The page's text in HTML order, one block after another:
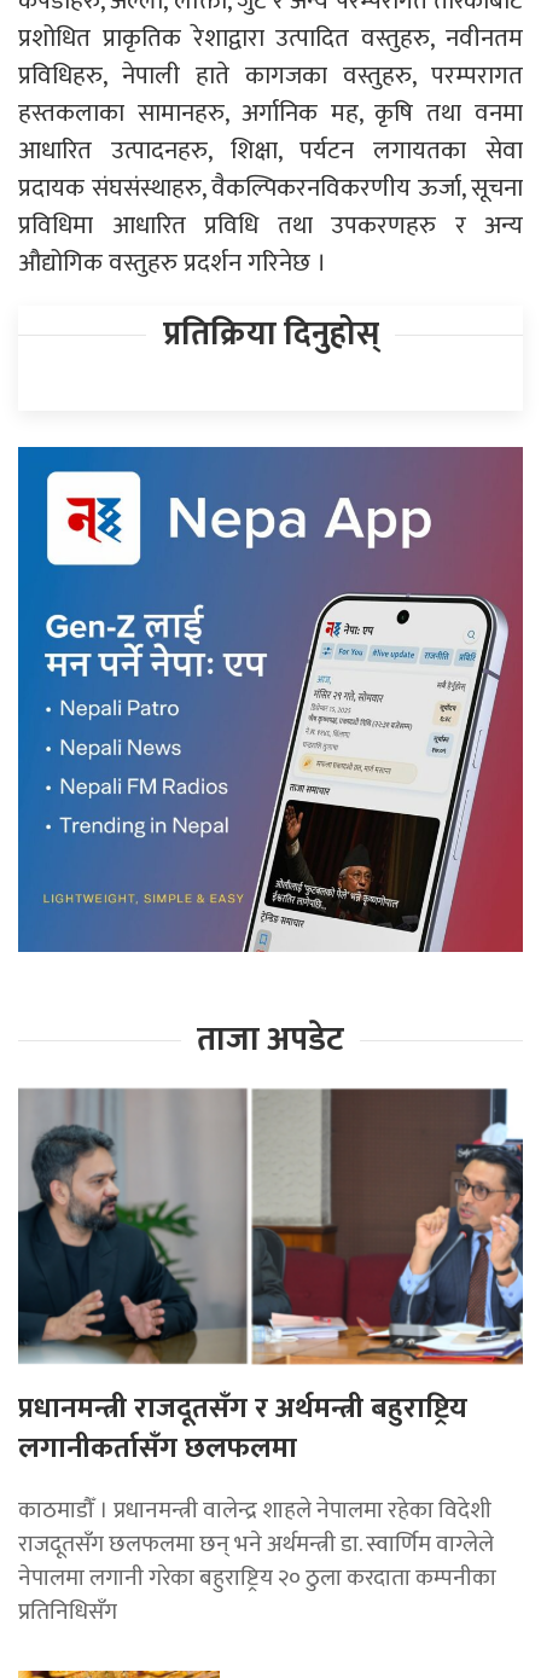
प्रशोधित प्राकृतिक रेशाद्वारा उत्पादित वस्तुहरु, नवीनतम
प्रविधिहरु, नेपाली हाते कागजका वस्तुहरु, परम्परागत
हस्तकलाका सामानहरु, अर्गानिक मह, कृषि तथा वनमा
आधारित उत्पादनहरु, शिक्षा, पर्यटन लगायतका सेवा
प्रदायक संघसंस्थाहरु, वैकल्पिकरनविकरणीय ऊर्जा, सूचना
प्रविधिमा आधारित प्रविधि तथा उपकरणहरु र अन्य
औद्योगिक वस्तुहरु प्रदर्शन गरिनेछ ।
प्रतिक्रिया दिनुहोस्
ताजा अपडेट
प्रधानमन्त्री राजदूतसँग र अर्थमन्त्री बहुराष्ट्रिय
लगानीकर्तासँग छलफलमा
काठमाडौँ । प्रधानमन्त्री वालेन्द्र शाहले नेपालमा रहेका विदेशी
राजदूतसँग छलफलमा छन् भने अर्थमन्त्री डा. स्वार्णिम वाग्लेले
नेपालमा लगानी गरेका बहुराष्ट्रिय २० ठुला करदाता कम्पनीका
प्रतिनिधिसँग